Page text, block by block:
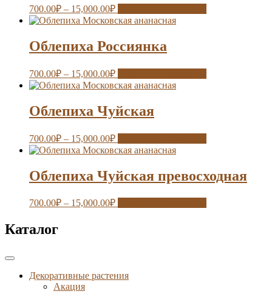
700.00₽ – 15,000.00₽
Облепиха Россиянка
700.00₽ – 15,000.00₽
Облепиха Чуйская
700.00₽ – 15,000.00₽
Облепиха Чуйская превосходная
700.00₽ – 15,000.00₽
Каталог
Декоративные растения
Акация